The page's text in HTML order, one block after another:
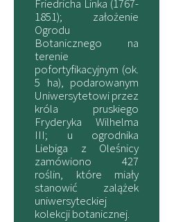
Friedricha Linka (1767-
1851); założenie
Ogrodu
Botanicznego na
terenie
pofortyfikacyjnym (ok.
5 ha), podarowanym
Uniwersytetowi przez
króla pruskiego
Fryderyka Wilhelma
III; u ogrodnika
Liebiga z Oleśnicy
zamówiono 427
roślin, które miały
stanowić zalążek
uniwersyteckiej
kolekcji botanicznej.